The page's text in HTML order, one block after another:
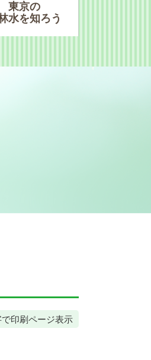
東京の
水を知ろう
印刷ページ表示